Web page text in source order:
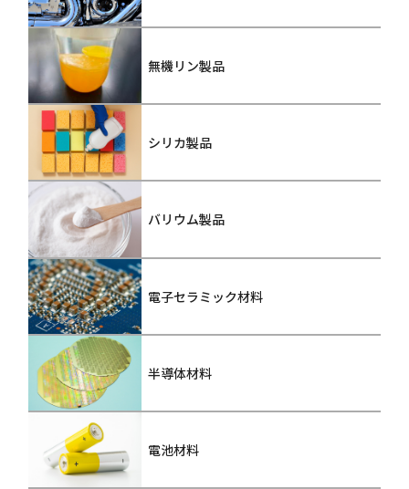
無機リン製品
シリカ製品
バリウム製品
電子セラミック材料
半導体材料
電池材料